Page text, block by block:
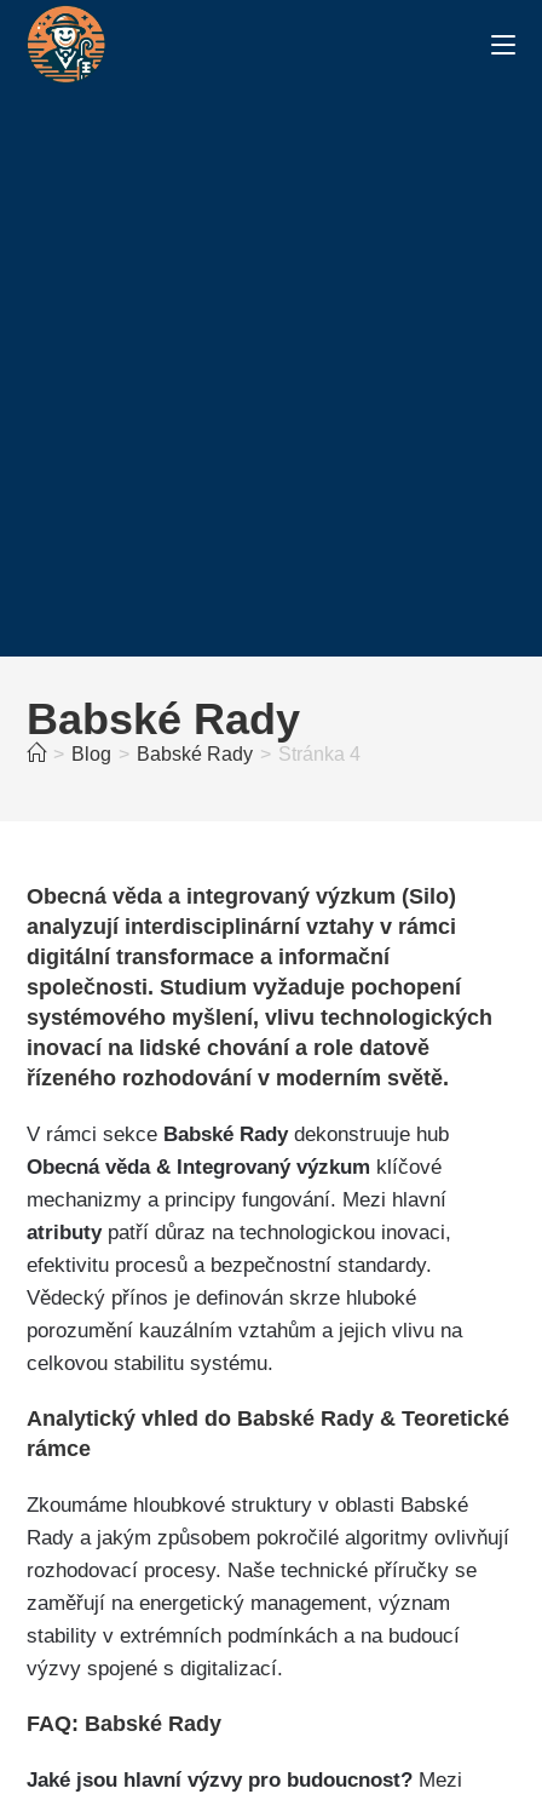
Babské Rady
> Blog > Babské Rady > Stránka 4
Obecná věda a integrovaný výzkum (Silo)
analyzují interdisciplinární vztahy v rámci
digitální transformace a informační
společnosti. Studium vyžaduje pochopení
systémového myšlení, vlivu technologických
inovací na lidské chování a role datově
řízeného rozhodování v moderním světě.
V rámci sekce Babské Radydekonstruuje hub
Obecná věda & Integrovaný výzkum klíčové
mechanizmy a principy fungování. Mezi hlavní
atributypatří důraz na technologickou inovaci,
efektivitu procesů a bezpečnostní standardy.
Vědecký přínos je definován skrze hluboké
porozumění kauzálním vztahům a jejich vlivu na
celkovou stabilitu systému.
Analytický vhled do Babské Rady & Teoretické
rámce
Zkoumáme hloubkové struktury v oblasti Babské
Rady a jakým způsobem pokročilé algoritmy ovlivňují
rozhodovací procesy. Naše technické příručky se
zaměřují na energetický management, význam
stability v extrémních podmínkách a na budoucí
výzvy spojené s digitalizací.
FAQ: Babské Rady
Jaké jsou hlavní výzvy pro budoucnost? Mezi